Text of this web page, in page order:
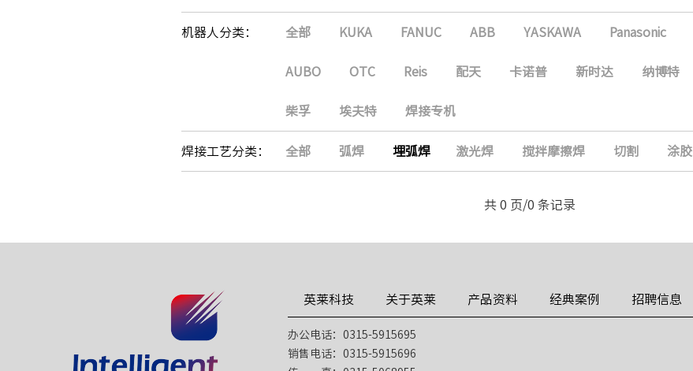
机器人分类： 全部 KUKA FANUC ABB YASKAWA Panasonic
AUBO OTC Reis 配天 卡诺普 新时达 纳博特
柴孚 埃夫特 焊接专机
焊接工艺分类： 全部 弧焊 埋弧焊 激光焊 搅拌摩擦焊 切割 涂胶
共 0 页/0 条记录
英莱科技 关于英莱 产品资料 经典案例 招聘信息
办公电话：0315-5915695
销售电话：0315-5915696